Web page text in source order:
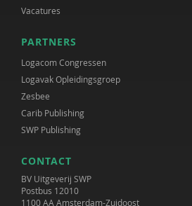
Vacatures
PARTNERS
Logacom Congressen
Logavak Opleidingsgroep
Zesbee
Carib Publishing
SWP Publishing
CONTACT
BV Uitgeverij SWP
Postbus 12010
1100 AA Amsterdam-Zuidoost